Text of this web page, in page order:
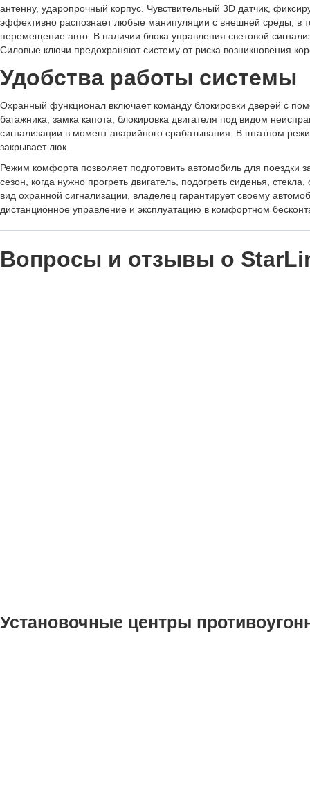
антенну, ударопрочный корпус. Чувствительный 3D датчик,
эффективно распознает любые манипуляции с внешней среды, в
перемещение авто. В наличии блока управления световой
Силовые ключи предохраняют систему от риска возникновения
Удобства работы системы
Охранный функционал включает команду блокировки дверей с
багажника, замка капота, блокировка двигателя под видом
сигнализации в момент аварийного срабатывания. В штатном
закрывает люк.
Режим комфорта позволяет подготовить автомобиль для поездки
сезон, когда нужно прогреть двигатель, подогреть сиденья,
вид охранной сигнализации, владелец гарантирует своему
дистанционное управление и эксплуатацию в комфортном
Вопросы и отзывы о
Установочные центры